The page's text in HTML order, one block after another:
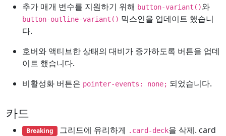
추가 매개 변수를 지원하기 위해 button-variant()와
button-outline-variant() 믹스인을 업데이트 했습니
다.
호버와 액티브한 상태의 대비가 증가하도록 버튼을 업데
이트 했습니다.
비활성화 버튼은 pointer-events: none; 되었습니다.
카드
Breaking 그리드에 유리하게 .card-deck을 삭제. card